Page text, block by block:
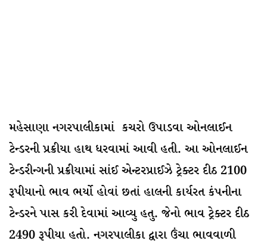
મહેસાણા નગરપાલીકામાં કચરો ઉપાડવા ઓનલાઈન
ટેન્ડરની પ્રક્રીયા હાથ ધરવામાં આવી હતી. આ ઓનલાઈન
ટેન્ડરીન્ગની પ્રક્રીયામાં સાંઈ એન્ટરપ્રાઈઝે ટ્રેક્ટર દીઠ 2100
રૂપીયાનો ભાવ ભર્યો હોવાં છતાં હાલની કાર્યરત કંપનીના
ટેન્ડરને પાસ કરી દેવામાં આવ્યુ હતુ. જેનો ભાવ ટ્રેક્ટર દીઠ
2490 રૂપીયા હતો. નગરપાલીકા દ્વારા ઉંચા ભાવવાળી